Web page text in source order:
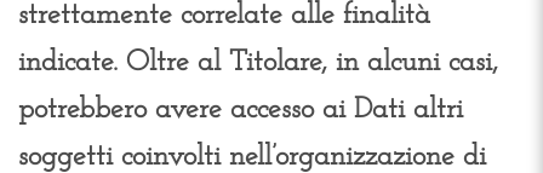
strettamente correlate alle finalità
indicate. Oltre al Titolare, in alcuni casi,
potrebbero avere accesso ai Dati altri
soggetti coinvolti nell’organizzazione di